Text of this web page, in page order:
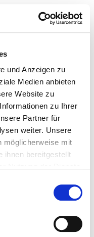
und Anzeigen zu
Medien anbieten
Website zu
zu Ihrer
Partner für
weiter. Unsere
möglicherweise mit
ihnen bereitgestellt